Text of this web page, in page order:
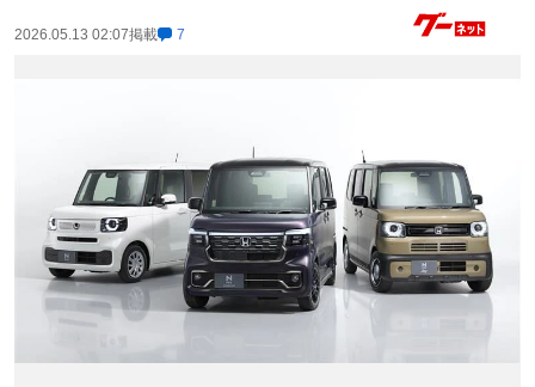
2026.05.13 02:07掲載 7